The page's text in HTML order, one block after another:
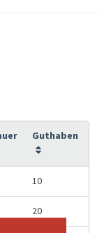
Guthaben
10
20